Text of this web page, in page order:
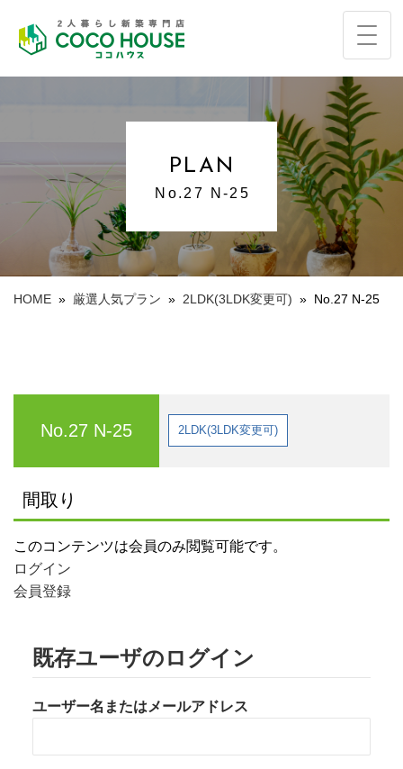
PLAN
No.27 N-25
HOME » 厳選人気プラン » 2LDK(3LDK変更可) » No.27 N-25
No.27 N-25 2LDK(3LDK変更可)
間取り
このコンテンツは会員のみ閲覧可能です。
ログイン
会員登録
既存ユーザのログイン
ユーザー名またはメールアドレス